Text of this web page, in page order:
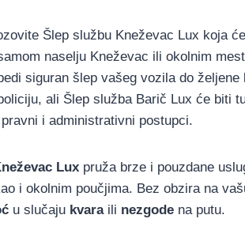
Šlep službu Kneževac Lux koja
naselju Kneževac ili okolnim
siguran šlep vašeg vozila do
ali Šlep služba Barič Lux će biti
i administrativni postupci.
Lux pruža brze i pouzdane
i okolnim poučjima. Bez obzira na
u slučaju kvaraili nezgode na putu.